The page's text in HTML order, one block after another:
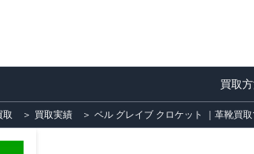
買取
取 ＞ 買取実績 ＞ ベル グレイブ クロケット ｜革靴買